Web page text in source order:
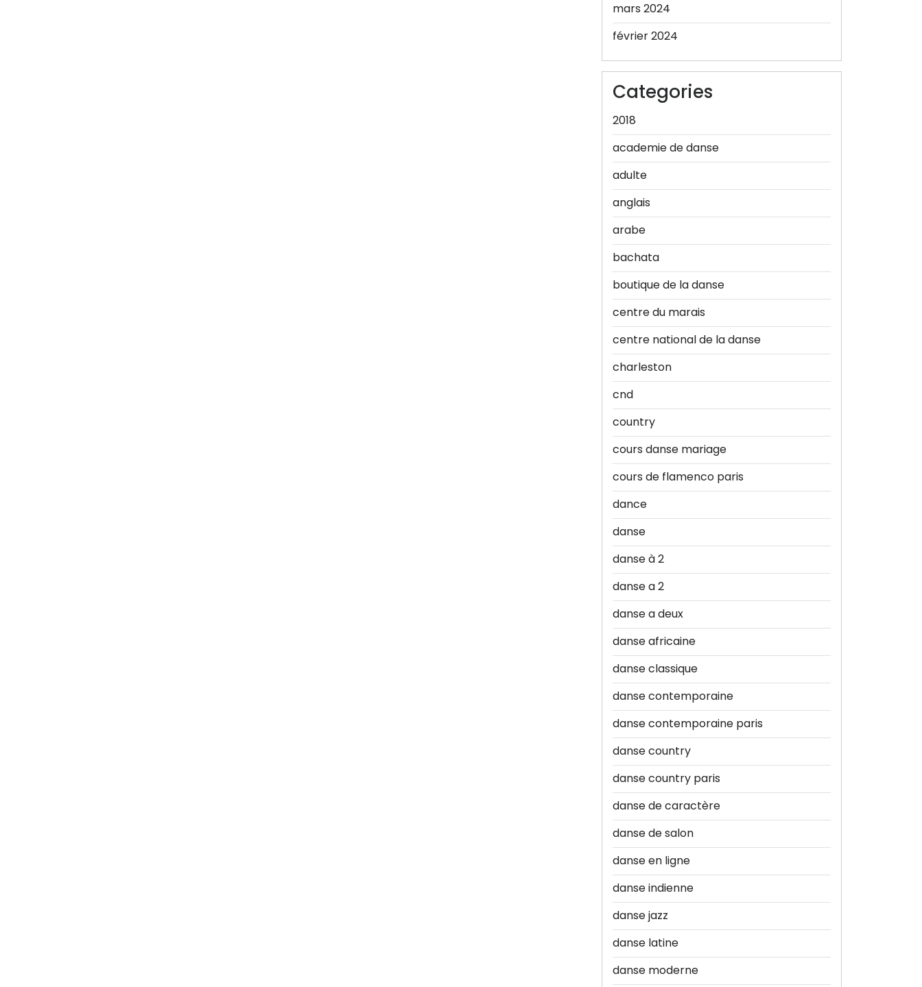
mars 2024
février 2024
Categories
2018
academie de danse
adulte
anglais
arabe
bachata
boutique de la danse
centre du marais
centre national de la danse
charleston
cnd
country
cours danse mariage
cours de flamenco paris
dance
danse
danse à 2
danse a 2
danse a deux
danse africaine
danse classique
danse contemporaine
danse contemporaine paris
danse country
danse country paris
danse de caractère
danse de salon
danse en ligne
danse indienne
danse jazz
danse latine
danse moderne